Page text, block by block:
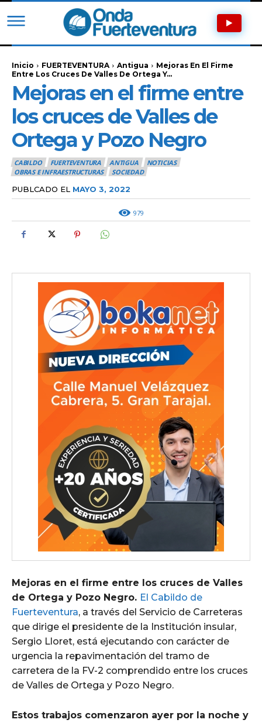
Inicio FUERTEVENTURA Antigua
Mejoras En El Firme
Entre Los Cruces De Valles De Ortega Y...
Mejoras en el firme entre
los cruces de Valles de
Ortega y Pozo Negro
CABILDO FUERTEVENTURA ANTIGUA
NOTICIAS
OBRAS E INFRAESTRUCTURAS
SOCIEDAD
PUBLCADO EL MAYO 3, 2022
979
Mejoras en el firme entre los cruces de Valles
de Ortega y Pozo Negro. El Cabildo de
Fuerteventura, a través del Servicio de Carreteras
que dirige el presidente de la Institución insular,
Sergio Lloret, está ejecutando con carácter de
urgencia la repavimentación del tramo de
carretera de la FV-2 comprendido entre los cruces
de Valles de Ortega y Pozo Negro.
Estos trabajos comenzaron ayer por la noche y